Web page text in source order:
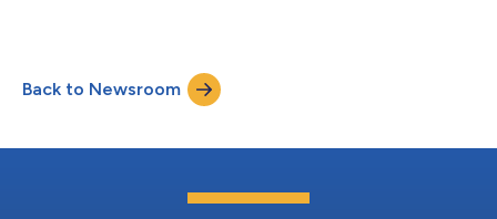
場にもっと若者の声が必要であることを示す典型的な例です。
30歳未満の人々は世界の人口の半数を占めますが、世界の国会
議員に占める割合は2.6%に過ぎません*。この割合を1年間に例え
年に入ってわずか9日、No Say Dayは、世界が非常に大きな制度
場から排除されているという事実を非常によく表しています。
No Say Dayは、ザボディショップがユース担当国連事務総長特
Back to Newsroom